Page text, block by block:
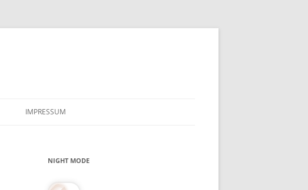
IMPRESSUM
NIGHT MODE